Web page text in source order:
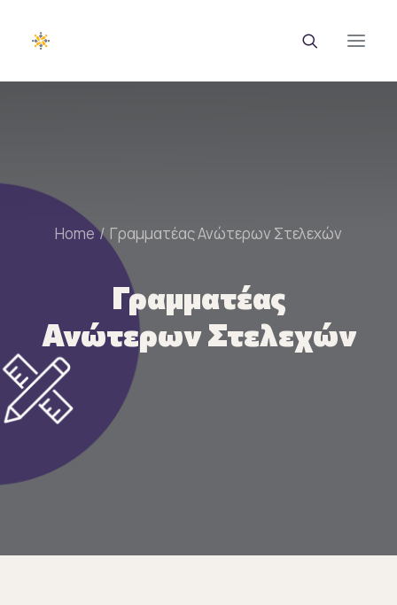
Σεμινάρια
Ευρωπαϊκά Προγράμματα
Εθνικά Προγράμματα
Voucher
Νέα & Ανακοινώσεις
Ευκαιρίες Καριέρας
Home Γραμματέας Ανώτερων Στελεχών
Γραμματέας
Ανώτερων Στελεχών